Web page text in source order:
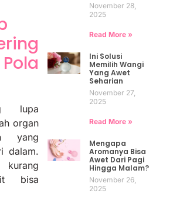
lupa
organ
yang
dalam.
bisa
November 28,
2025
Read More »
Ini Solusi
Memilih Wangi
Yang Awet
Seharian
November 27,
2025
Read More »
Mengapa
Aromanya Bisa
Awet Dari Pagi
Hingga Malam?
November 26,
2025